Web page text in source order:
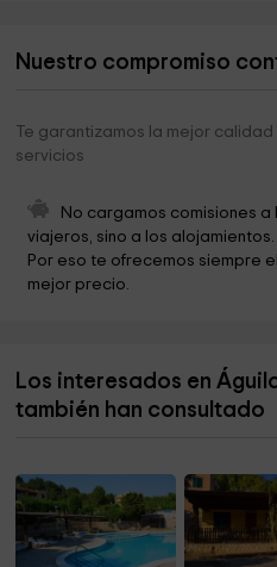
Cala Cementerio
zone santes créus poligon
Museu de Ceràmica Popular
Tossal de Montagut
Cala Dels Pins Escalada
Ayuntamiento Del Perelló
Nuestro compromiso
Te garantizamos la mejor
servicios
No cargamos comisiones a
viajeros, sino a los alojamientos.
Por eso te ofrecemos siempre el
mejor precio.
Los interesados en
también han consultado